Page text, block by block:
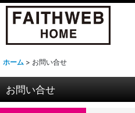
ホーム > お問い合せ
お問い合せ